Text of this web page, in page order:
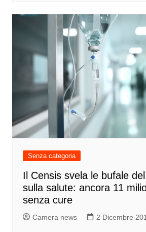
Senza categoria
Il Censis svela le bufale
sulla salute: ancora 11
senza cure
Camera news 2 Dicembre